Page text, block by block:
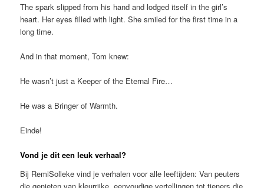
The spark slipped from his hand and lodged itself in the girl’s
heart. Her eyes filled with light. She smiled for the first time in a
long time.
And in that moment, Tom knew:
He wasn’t just a Keeper of the Eternal Fire…
He was a Bringer of Warmth.
Einde!
Vond je dit een leuk verhaal?
Bij RemiSolleke vind je verhalen voor alle leeftijden: Van peuters